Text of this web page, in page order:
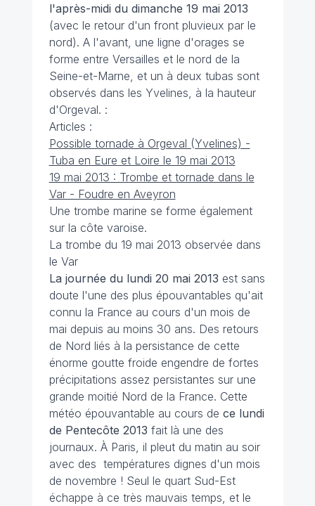
l'après-midi du dimanche 19 mai 2013
(avec le retour d'un front pluvieux par le
nord). A l'avant, une ligne d'orages se
forme entre Versailles et le nord de la
Seine-et-Marne, et un à deux tubas sont
observés dans les Yvelines, à la hauteur
d'Orgeval. :
Articles :
Possible tornade à Orgeval (Yvelines) -
Tuba en Eure et Loire le 19 mai 2013
19 mai 2013 : Trombe et tornade dans le
Var - Foudre en Aveyron
Une trombe marine se forme également
sur la côte varoise.
La trombe du 19 mai 2013 observée dans
le Var
La journée du lundi 20 mai 2013 est sans
doute l'une des plus épouvantables qu'ait
connu la France au cours d'un mois de
mai depuis au moins 30 ans. Des retours
de Nord liés à la persistance de cette
énorme goutte froide engendre de fortes
précipitations assez persistantes sur une
grande moitié Nord de la France. Cette
météo épouvantable au cours de ce lundi
de Pentecôte 2013 fait là une des
journaux. À Paris, il pleut du matin au soir
avec des températures dignes d'un mois
de novembre ! Seul le quart Sud-Est
échappe à ce très mauvais temps, et le